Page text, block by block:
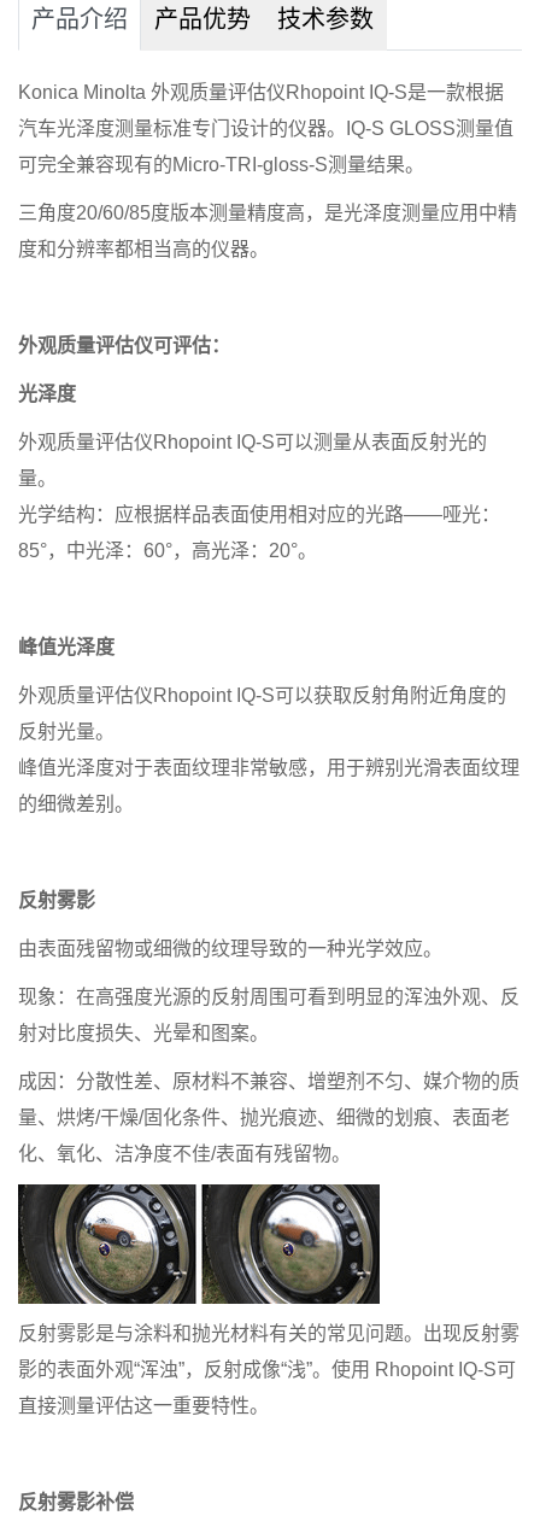
产品介绍 产品优势 技术参数
Konica Minolta 外观质量评估仪Rhopoint IQ-S是一款根据
汽车光泽度测量标准专门设计的仪器。IQ-S GLOSS测量值
可完全兼容现有的Micro-TRI-gloss-S测量结果。
三角度20/60/85度版本测量精度高，是光泽度测量应用中精
度和分辨率都相当高的仪器。
外观质量评估仪可评估：
光泽度
外观质量评估仪Rhopoint IQ-S可以测量从表面反射光的
量。
光学结构：应根据样品表面使用相对应的光路——哑光：
85°，中光泽：60°，高光泽：20°。
峰值光泽度
外观质量评估仪Rhopoint IQ-S可以获取反射角附近角度的
反射光量。
峰值光泽度对于表面纹理非常敏感，用于辨别光滑表面纹理
的细微差别。
反射雾影
由表面残留物或细微的纹理导致的一种光学效应。
现象：在高强度光源的反射周围可看到明显的浑浊外观、反
射对比度损失、光晕和图案。
成因：分散性差、原材料不兼容、增塑剂不匀、媒介物的质
量、烘烤/干燥/固化条件、抛光痕迹、细微的划痕、表面老
化、氧化、洁净度不佳/表面有残留物。
反射雾影是与涂料和抛光材料有关的常见问题。出现反射雾
影的表面外观“浑浊”，反射成像“浅”。使用 Rhopoint IQ-S可
直接测量评估这一重要特性。
反射雾影补偿